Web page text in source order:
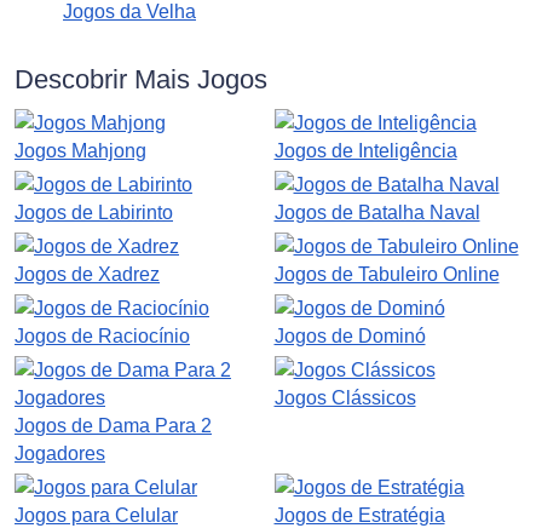
Jogos da Velha
Descobrir Mais Jogos
Jogos Mahjong Jogos de Inteligência
Jogos de Labirinto Jogos de Batalha Naval
Jogos de Xadrez Jogos de Tabuleiro Online
Jogos de Raciocínio Jogos de Dominó
Jogos de Dama Para 2
Jogadores
Jogos Clássicos
Jogos para Celular Jogos de Estratégia